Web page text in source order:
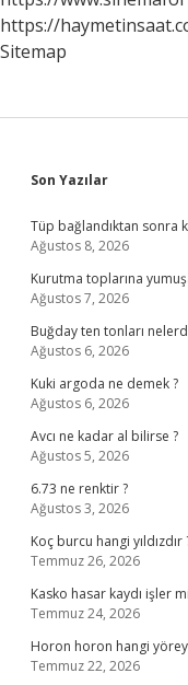
https://
Sitemap
Sidebar
Son Yazılar
Tüp bağlandıktan sonra
Ağustos 8, 2026
Kurutma toplarına
Ağustos 7, 2026
Buğday ten tonları
Ağustos 6, 2026
Kuki argoda ne demek ?
Ağustos 6, 2026
Avcı ne kadar al bilirse ?
Ağustos 5, 2026
6.73 ne renktir ?
Ağustos 3, 2026
Koç burcu hangi yıldızdır
Temmuz 26, 2026
Kasko hasar kaydı işler
Temmuz 24, 2026
Horon horon hangi
Temmuz 22, 2026